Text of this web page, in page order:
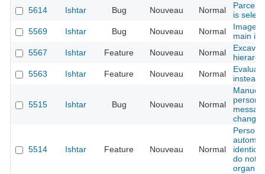
5614
Ishtar Bug Nouveau Normal
Parcel
is
5569
Ishtar Bug Nouveau Normal
Image
main
5567
Ishtar Feature Nouveau Normal
5563
Ishtar Feature Nouveau Normal
instead
5515 Ishtar Bug Nouveau Normal
Manuel
changed
5514 Ishtar Feature Nouveau Normal
Person
do not